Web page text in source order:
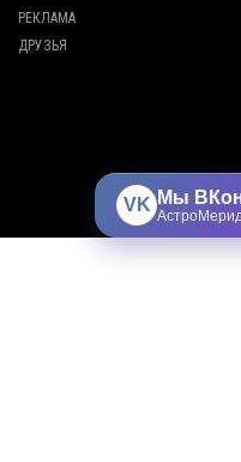
РЕКЛАМА
ДРУЗЬЯ
VK Мы